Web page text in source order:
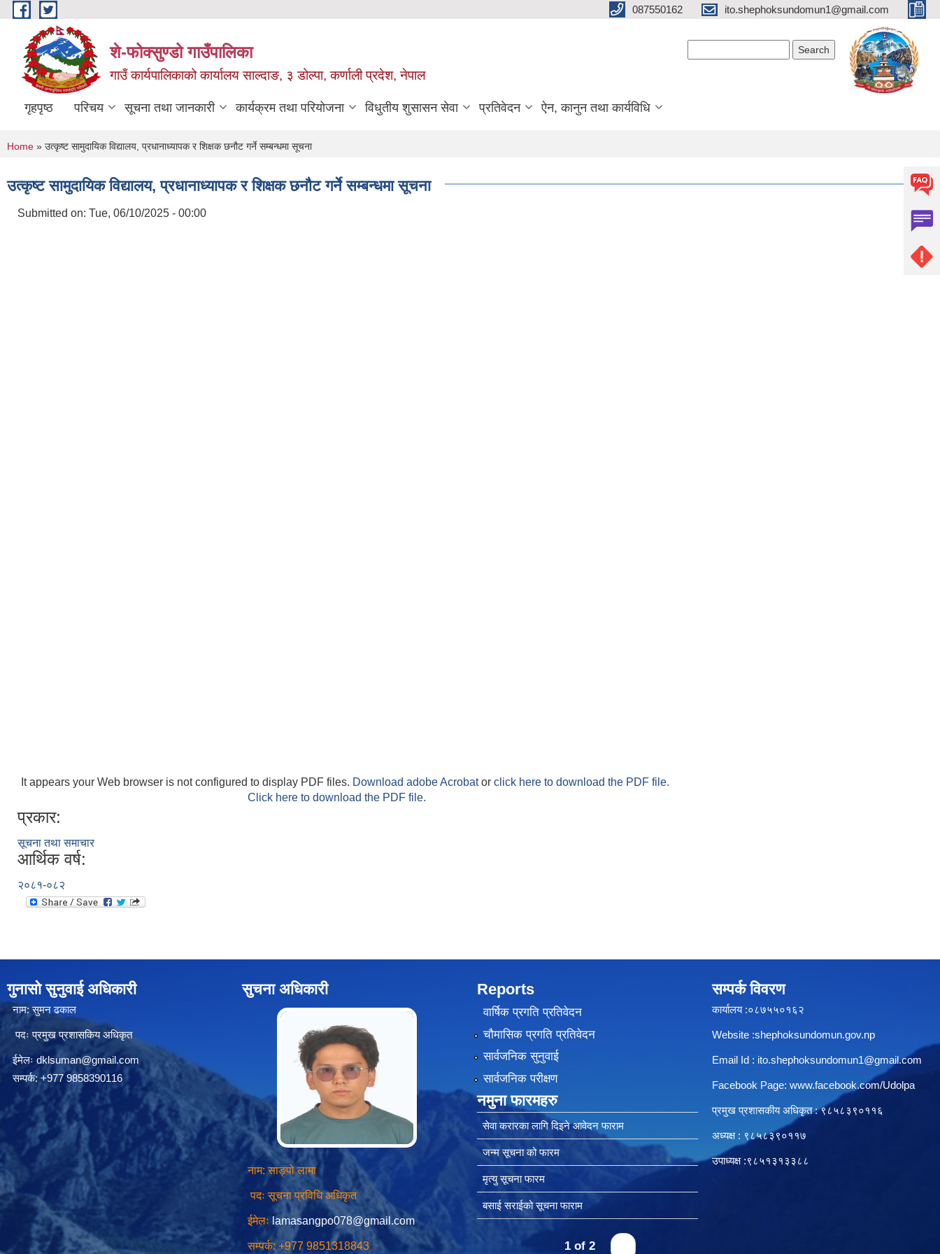
Skip to main content 087550162 ito.shephoksundomun1@gmail.com
शे-फोक्सुण्डो गाउँपालिका
गाउँ कार्यपालिकाको कार्यालय साल्दाङ, ३ डोल्पा, कर्णाली प्रदेश, नेपाल
गृहपृष्ठ परिचय सूचना तथा जानकारी कार्यक्रम तथा परियोजना विधुतीय शुसासन सेवा प्रतिवेदन ऐन, कानुन तथा कार्यविधि
You are here
Home » उत्कृष्ट सामुदायिक विद्यालय, प्रधानाध्यापक र शिक्षक छनौट गर्ने सम्बन्धमा सूचना
उत्कृष्ट सामुदायिक विद्यालय, प्रधानाध्यापक र शिक्षक छनौट गर्ने सम्बन्धमा सूचना
Submitted on: Tue, 06/10/2025 - 00:00
It appears your Web browser is not configured to display PDF files. Download adobe Acrobator click here to download the PDF file.
Click here to download the PDF file.
प्रकार:
सूचना तथा समाचार
आर्थिक वर्ष:
२०८१-०८२
गुनासो सुनुवाई अधिकारी
नाम: सुमन ढकाल
पदः प्रमुख प्रशासकिय अधिकृत
ईमेलः dklsuman@gmail.com
सम्पर्क: +977 9858390116
सुचना अधिकारी
नाम: साङ्पो लामा
पदः सूचना प्रविधि अधिकृत
ईमेलः lamasangpo078@gmail.com
सम्पर्क: +977 9851318843
Reports
वार्षिक प्रगति प्रतिवेदन
चौमासिक प्रगति प्रतिवेदन
सार्वजनिक सुनुवाई
सार्वजनिक परीक्षण
नमुना फारमहरु
सेवा करारका लागि दिइने आवेदन फाराम
जन्म सूचना को फारम
मृत्यु सूचना फारम
बसाई सराईको सूचना फाराम
1 of 2
सम्पर्क विवरण
कार्यालय :०८७५५०१६२
Website :shephoksundomun.gov.np
Email Id : ito.shephoksundomun1@gmail.com
Facebook Page: www.facebook.com/Udolpa
प्रमुख प्रशासकीय अधिकृत : ९८५८३९०११६‍
अध्यक्ष : ९८५८३९०११७
उपाध्यक्ष :९८५१३१३३८८